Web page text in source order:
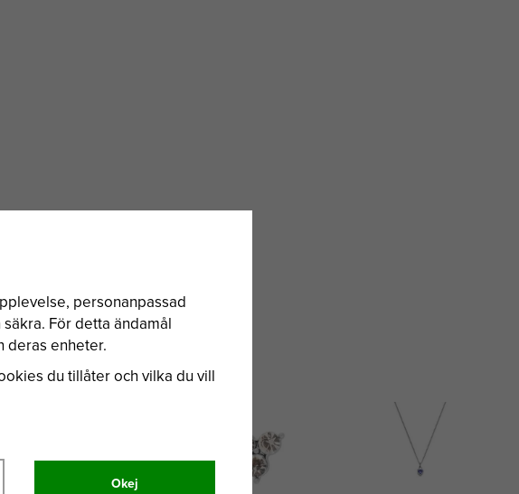
personanpassad
För detta ändamål
deras enheter.
du tillåter och vilka du vill
Okej